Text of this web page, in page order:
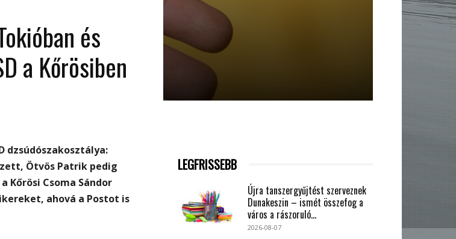
és
a Kőrösiben
dzsúdószakosztálya:
Ötvös Patrik pedig
Csoma Sándor
ahová a Postot is
LEGFRISSEBB
Újra tanszergyűjtést szerveznek
Dunakeszin – ismét összefog a
város a rászoruló...
2026-08-07